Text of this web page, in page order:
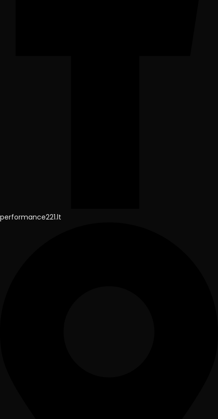
performance221.lt